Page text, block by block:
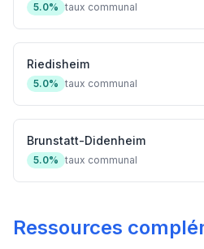
5.0% taux communal
Riedisheim
5.0% taux communal
Brunstatt-Didenheim
5.0% taux communal
Ressources